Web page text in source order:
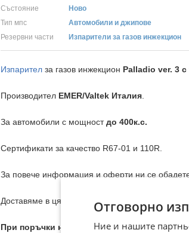
Състояние Ново
Тип мпс
Автомобили и джипове
Резервни части
Изпарители за газов инжекцион
Изпарител за газов инжекцион Palladio ver. 3 с
Производител EMER/Valtek Италия
За автомобили с мощност до 400к.с.
Сертификати за качество R67-01 и 110R.
За повече информация и оферти ни се
Доставяме в цяла България с
При поръчки над 600€, предплатени по
Отговорно
Ние и нашите